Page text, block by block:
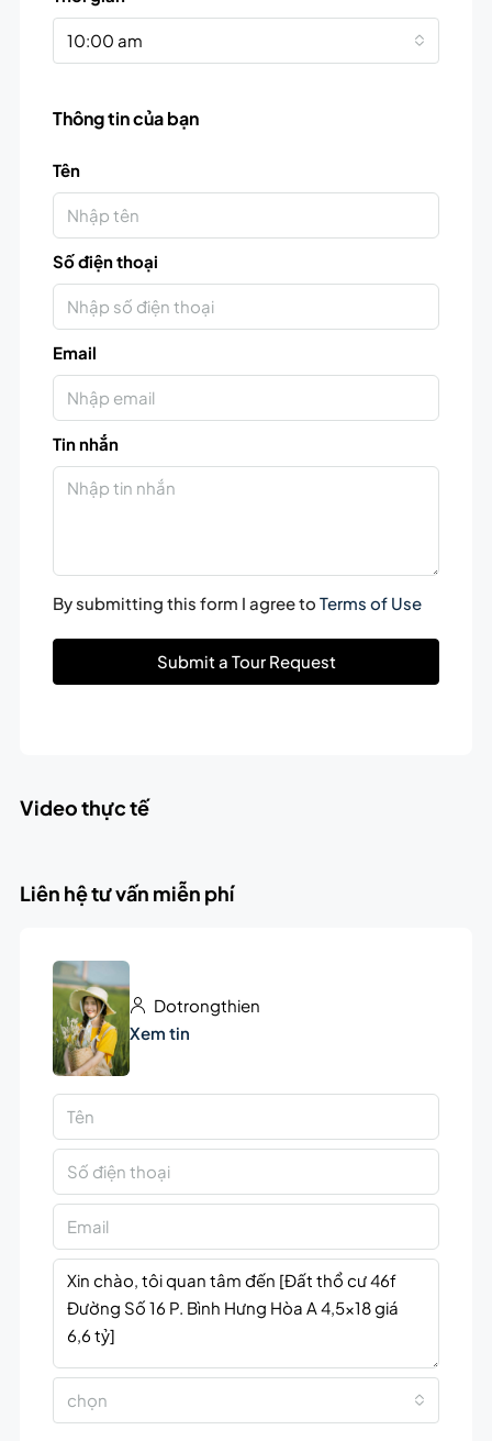
10:00 am
Thông tin của bạn
Tên
Số điện thoại
Email
Tin nhắn
By submitting this form I agree to Terms of Use
Submit a Tour Request
Video thực tế
Liên hệ tư vấn miễn phí
Dotrongthien
Xem tin
chọn